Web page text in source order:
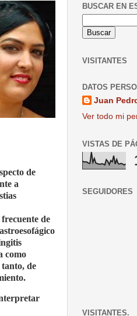
de
a
de
como
de
BUSCAR EN
VISITANTES
DATOS
Juan
Ver todo mi
VISTAS DE
SEGUIDORES
VISITANTES.